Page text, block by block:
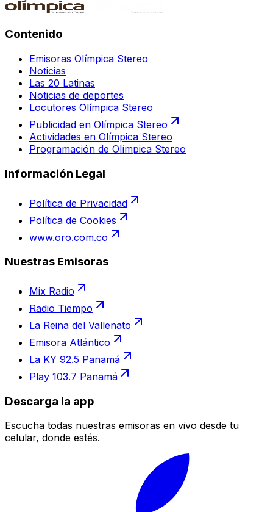
Contenido
Emisoras Olímpica Stereo
Noticias
Las 20 Latinas
Noticias de deportes
Locutores Olímpica Stereo
Publicidad en Olímpica Stereo
Actividades en Olímpica Stereo
Programación de Olímpica Stereo
Información Legal
Política de Privacidad
Política de Cookies
www.oro.com.co
Nuestras Emisoras
Mix Radio
Radio Tiempo
La Reina del Vallenato
Emisora Atlántico
La KY 92.5 Panamá
Play 103.7 Panamá
Descarga la app
Escucha todas nuestras emisoras en vivo desde tu
celular, donde estés.